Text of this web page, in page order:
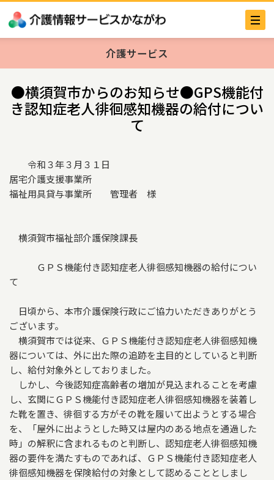
介護サービス
●横須賀市からのお知らせ●GPS機能付
き認知症老人徘徊感知機器の給付につい
て
令和３年３月３１日
居宅介護支援事業所
福祉用具貸与事業所 管理者 様
横須賀市福祉部介護保険課長
ＧＰＳ機能付き認知症老人徘徊感知機器の給付につい
て
日頃から、本市介護保険行政にご協力いただきありがとう
ございます。
横須賀市では従来、ＧＰＳ機能付き認知症老人徘徊感知機
器については、外に出た際の追跡を主目的としていると判断
し、給付対象外としておりました。
しかし、今後認知症高齢者の増加が見込まれることを考慮
し、玄関にＧＰＳ機能付き認知症老人徘徊感知機器を装着し
た靴を置き、徘徊する方がその靴を履いて出ようとする場合
を、「屋外に出ようとした時又は屋内のある地点を通過した
時」の解釈に含まれるものと判断し、認知症老人徘徊感知機
器の要件を満たすものであれば、ＧＰＳ機能付き認知症老人
徘徊感知機器を保険給付の対象として認めることとしまし